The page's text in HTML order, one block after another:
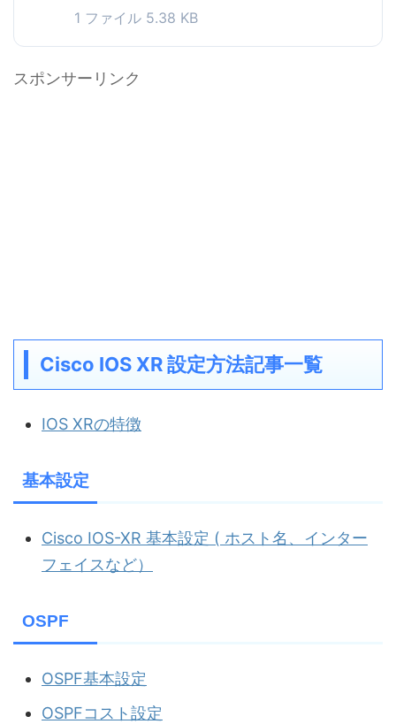
1 ファイル 5.38 KB
スポンサーリンク
Cisco IOS XR 設定方法記事一覧
IOS XRの特徴
基本設定
Cisco IOS-XR 基本設定 ( ホスト名、インター
フェイスなど）
OSPF
OSPF基本設定
OSPFコスト設定